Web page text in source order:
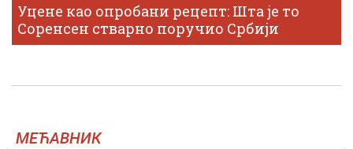
Уцене као опробани рецепт: Шта је то
Соренсен стварно поручио Србији
МЕЋАВНИК